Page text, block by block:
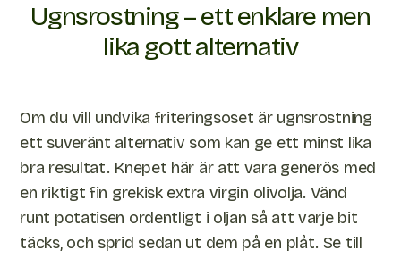
Ugnsrostning – ett enklare men
lika gott alternativ
Om du vill undvika friteringsoset är ugnsrostning
ett suveränt alternativ som kan ge ett minst lika
bra resultat. Knepet här är att vara generös med
en riktigt fin grekisk extra virgin olivolja. Vänd
runt potatisen ordentligt i oljan så att varje bit
täcks, och sprid sedan ut dem på en plåt. Se till